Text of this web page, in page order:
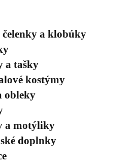
a klobúky
a tašky
kostýmy
obleky
a motýliky
doplnky